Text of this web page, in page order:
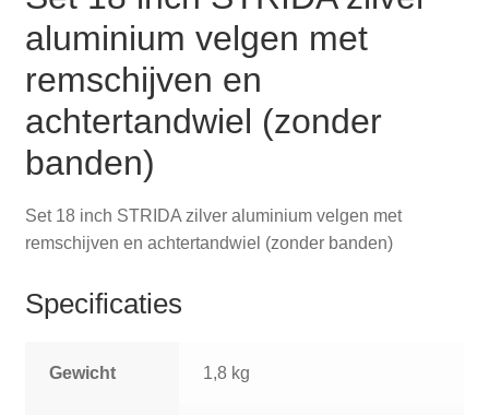
aluminium velgen met
remschijven en
achtertandwiel (zonder
banden)
Set 18 inch STRIDA zilver aluminium velgen met
remschijven en achtertandwiel (zonder banden)
Specificaties
Gewicht 1,8 kg